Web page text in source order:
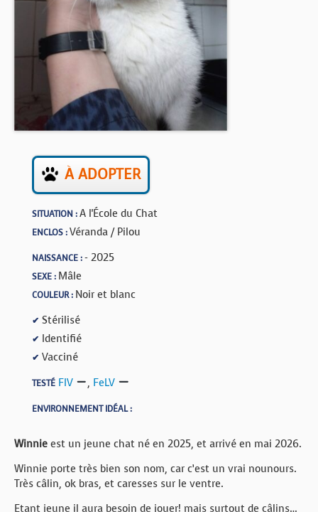
FORUM
À ADOPTER
SITUATION :A l'École du Chat
ENCLOS :Véranda / Pilou
NAISSANCE :- 2025
SEXE : Mâle
COULEUR : Noir et blanc
✔ Stérilisé
✔ Identifié
✔ Vacciné
TESTÉ FIV , FeLV
ENVIRONNEMENT IDÉAL :
Winnie est un jeune chat né en 2025, et arrivé en mai 2026.
Winnie porte très bien son nom, car c’est un vrai nounours.
Très câlin, ok bras, et caresses sur le ventre.
Etant jeune il aura besoin de jouer! mais surtout de câlins…